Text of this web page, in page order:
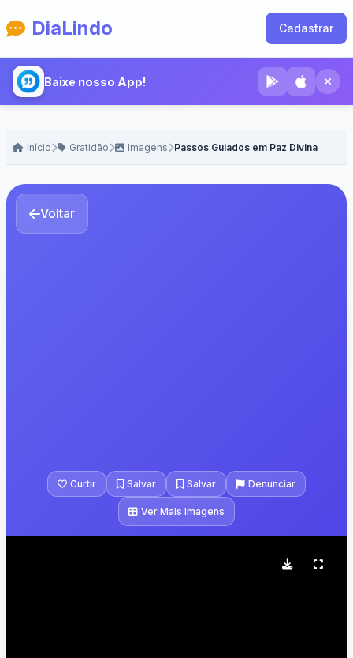
DiaLindo Cadastrar
Baixe nosso App!
Início Gratidão Imagens Passos Guiados em Paz Divina
Voltar
Curtir Salvar Salvar Denunciar
Ver Mais Imagens